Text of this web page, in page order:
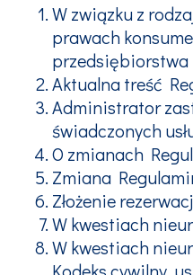
W związku z
prawach
przedsiębiorstwa
Aktualna treść
Administrator
świadczonych
O zmianach
Zmiana
Złożenie
W kwestiach
W kwestiach